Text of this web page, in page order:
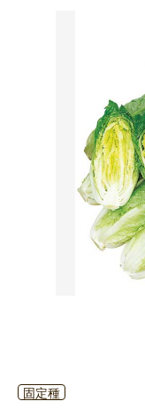
固定種